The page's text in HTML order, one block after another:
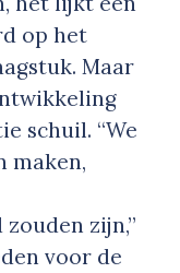
op het
Maar
schuil. “We
maken,
zijn,”
voor de